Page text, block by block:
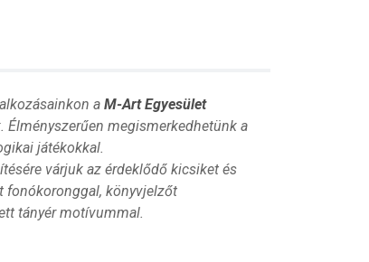
a M-Art Egyesület
megismerkedhetünk a
játékokkal.
várjuk az érdeklődő kicsiket és
fonókoronggal, könyvjelzőt
tányér motívummal.